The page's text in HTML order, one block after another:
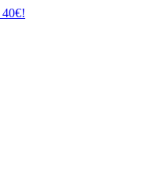
40€!